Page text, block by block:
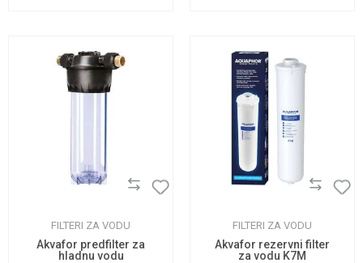
FILTERI ZA VODU
Akvafor predfilter za
hladnu vodu
FILTERI ZA VODU
Akvafor rezervni filter
za vodu K7M